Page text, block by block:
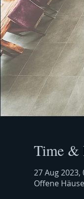
Time &
27 Aug 2023,
Offene